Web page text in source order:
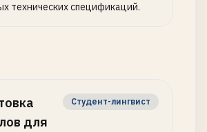
технических спецификаций.
для
Студент-лингвист